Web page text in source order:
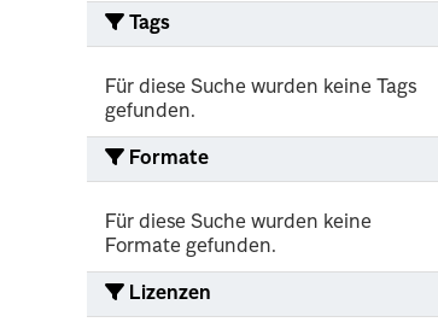
Tags
Für diese Suche wurden keine Tags
gefunden.
Formate
Für diese Suche wurden keine
Formate gefunden.
Lizenzen